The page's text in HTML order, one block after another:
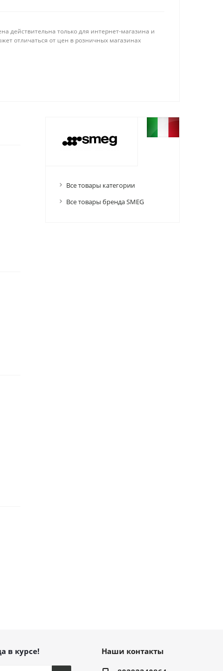
действительна только для интернет-магазина и
отличаться от цен в розничных магазинах
Все товары категории
Все товары бренда SMEG
в курсе! Наши контакты